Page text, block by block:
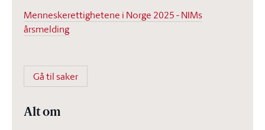
Menneskerettighetene i Norge 2025 - NIMs
årsmelding
Gå til saker
Alt om